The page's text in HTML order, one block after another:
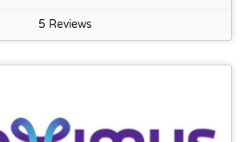
5 Reviews